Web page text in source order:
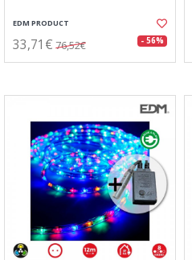
EDM PRODUCT
33,71€ 76,52€ - 56%